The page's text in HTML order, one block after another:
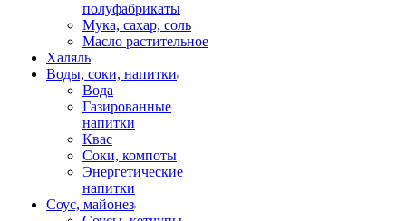
полуфабрикаты
Мука, сахар, соль
Масло растительное
Халяль
Воды, соки, напитки
Вода
Газированные
напитки
Квас
Соки, компоты
Энергетические
напитки
Соус, майонез